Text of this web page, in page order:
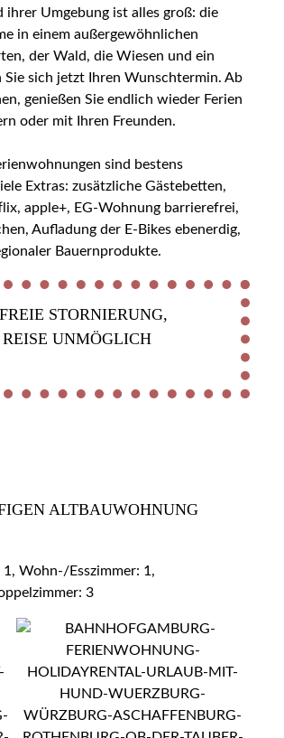
ihrer Umgebung ist alles groß: die
in einem außergewöhnlichen
der Wald, die Wiesen und ein
Sie sich jetzt Ihren Wunschtermin. Ab
genießen Sie endlich wieder Ferien
oder mit Ihren Freunden.
sind bestens
Extras: zusätzliche Gästebetten,
apple+, EG-Wohnung barrierefrei,
Aufladung der E-Bikes ebenerdig,
Bauernprodukte.
STORNIERUNG,
UNMÖGLICH
ALTBAUWOHNUNG Z
Wohn-/Esszimmer: 1,
3